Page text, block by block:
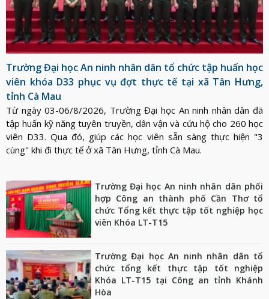
Trường Đại học An ninh nhân dân tổ chức tập huấn học
viên khóa D33 phục vụ đợt thực tế tại xã Tân Hưng,
tỉnh Cà Mau
Từ ngày 03-06/8/2026, Trường Đại học An ninh nhân dân đã
tập huấn kỹ năng tuyên truyền, dân vận và cứu hộ cho 260 học
viên D33. Qua đó, giúp các học viên sẵn sàng thực hiện "3
cùng" khi đi thực tế ở xã Tân Hưng, tỉnh Cà Mau.
Trường Đại học An ninh nhân dân phối
hợp Công an thành phố Cần Thơ tổ
chức Tổng kết thực tập tốt nghiệp học
viên Khóa LT-T15
Trường Đại học An ninh nhân dân tổ
chức tổng kết thực tập tốt nghiệp
Khóa LT-T15 tại Công an tỉnh Khánh
Hòa